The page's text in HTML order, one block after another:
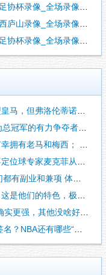
_全场录像【高清回放】
_全场录像【高清回放】
_全场录像【全场回放】
但弗洛伦蒂诺尚未批准
军的有力争夺者？组织
老马和梅西； 体力充
专家麦克菲从维拉转投
副业和兼项 体育唯
们的特色，极其强调对
更强，其他没啥好辟谣
NBA还有哪些“贴脸